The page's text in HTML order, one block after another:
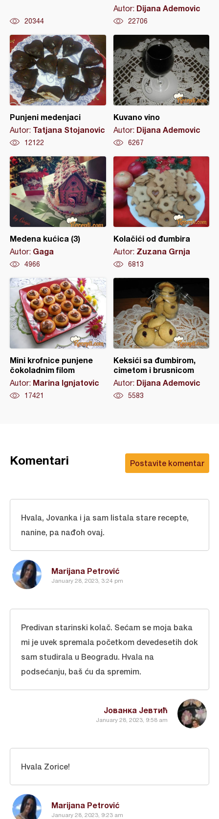
20344
Autor: Dijana Ademovic
22706
Punjeni medenjaci
Autor: Tatjana Stojanovic
12122
Kuvano vino
Autor: Dijana Ademovic
6267
Medena kućica (3)
Autor: Gaga
4966
Kolačići od đumbira
Autor: Zuzana Grnja
6813
Mini krofnice punjene
čokoladnim filom
Autor: Marina Ignjatovic
17421
Keksići sa đumbirom,
cimetom i brusnicom
Autor: Dijana Ademovic
5583
Postavite komentar
Komentari
Marijana Petrović
January 28, 2023, 3:24 pm
Hvala, Jovanka i ja sam listala stare recepte,
nanine, pa nađoh ovaj.
Јованка Јевтић
January 28, 2023, 9:58 am
Predivan starinski kolač. Sećam se moja baka
mi je uvek spremala početkom devedesetih dok
sam studirala u Beogradu. Hvala na
podsećanju, baš ću da spremim.
Marijana Petrović
January 28, 2023, 9:23 am
Hvala Zorice!